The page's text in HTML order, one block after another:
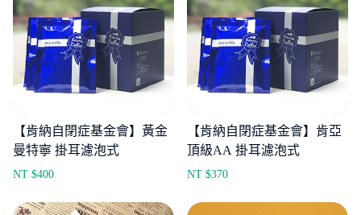
【肯納自閉症基金會】黃金
曼特寧 掛耳濾泡式
NT $400
【肯納自閉症基金會】肯亞
頂級AA 掛耳濾泡式
NT $370